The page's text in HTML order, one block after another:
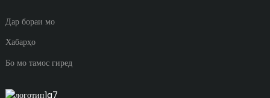
Дар бораи мо
Хабарҳо
Бо мо тамос гиред